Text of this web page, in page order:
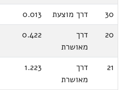
30 דרך מוצעת
0.013
20
דרך
מאושרת
0.422
21
דרך
מאושרת
1.223